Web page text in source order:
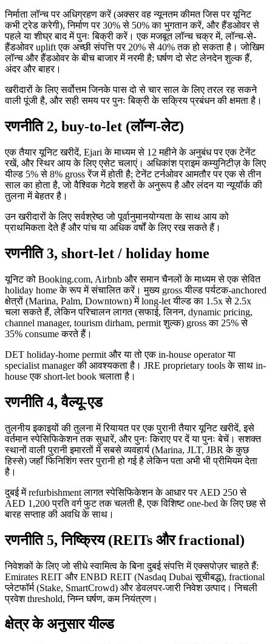
निर्माता लॉन्च पर अधिग्रहण करें (अक्सर वह न्यूनतम कीमत जिस पर यूनिट
कभी ट्रेड करेगी), निर्माण पर 30% से 50% का भुगतान करें, और हैंडओवर से
पहले या शीघ्र बाद में पुनः बिक्री करें। एक मजबूत लॉन्च चक्र में, लॉन्च-से-
हैंडओवर uplift एक अच्छी संपत्ति पर 20% से 40% तक हो सकता है। जोखिम
लॉन्च और हैंडओवर के बीच बाजार में नरमी है; घर्षण दो सेट लेनदेन शुल्क हैं,
अंदर और बाहर।
खरीदारों के लिए सर्वोत्तम जिनके पास दो से चार साल के लिए तरल रह सकने
वाली पूंजी है, और सही समय पर पुनः बिक्री के सक्रिय प्रबंधन की क्षमता है।
रणनीति 2, buy-to-let (लॉन्ग-लेट)
एक तैयार यूनिट खरीदें, Ejari के माध्यम से 12 महीने के अनुबंध पर एक टेनेंट
रखें, और स्थिर आय के लिए एसेट चलाएं। अधिकांश प्राइम कम्युनिटीज़ के लिए
यील्ड 5% से 8% gross रेंज में होती है; टेनेंट टर्नओवर आमतौर पर एक से तीन
साल का होता है, जो वैश्विक गेटवे शहरों के अनुरूप है और लंदन या न्यूयॉर्क की
तुलना में बेहतर है।
उन खरीदारों के लिए सर्वश्रेष्ठ जो पूर्वानुमानयोग्यता के साथ आय को
प्राथमिकता देते हैं और पांच या अधिक वर्षों के लिए रख सकते हैं।
रणनीति 3, short-let / holiday home
यूनिट को Booking.com, Airbnb और समान चैनलों के माध्यम से एक सेवित
holiday home के रूप में संचालित करें। मुख्य gross यील्ड पर्यटक-anchored
क्षेत्रों (Marina, Palm, Downtown) में long-let यील्ड का 1.5x से 2.5x
चला सकते हैं, लेकिन परिचालन लागत (सफाई, लिनन, dynamic pricing,
channel manager, tourism dirham, permit शुल्क) gross का 25% से
35% consume करते हैं।
DET holiday-home permit और या तो एक in-house operator या
specialist manager की आवश्यकता है। JRE proprietary tools के साथ in-
house एक short-let book चलाता है।
रणनीति 4, वैल्यू-एड
तुलनीय इकाइयों की तुलना में रियायत पर एक पुरानी तैयार यूनिट खरीदें, इसे
वर्तमान स्पेसिफिकेशन तक सुधारें, और पुनः किराए पर दें या पुनः बेचें। सशक्त
स्थानों वाली पुरानी इमारतों में सबसे व्यवहार्य (Marina, JLT, JBR के कुछ
हिस्से) जहाँ फिनिशिंग स्तर पुरानी हो गई है लेकिन पता अभी भी प्रीमियम देता
है।
दुबई में refurbishment लागत स्पेसिफिकेशन के आधार पर AED 250 से
AED 1,200 प्रति वर्ग फुट तक चलती है, एक विशिष्ट one-bed के लिए छह से
बारह सप्ताह की अवधि के साथ।
रणनीति 5, निष्क्रिय (REITs और fractional)
निवेशकों के लिए जो सीधे स्वामित्व के बिना दुबई संपत्ति में एक्सपोज़र चाहते हैं:
Emirates REIT और ENBD REIT (Nasdaq Dubai सूचीबद्ध), fractional
प्लेटफॉर्म (Stake, SmartCrowd) और डेवलपर-जारी निवेश उत्पाद। निचली
प्रवेश threshold, निम्न घर्षण, कम नियंत्रण।
क्षेत्र के अनुसार यील्ड